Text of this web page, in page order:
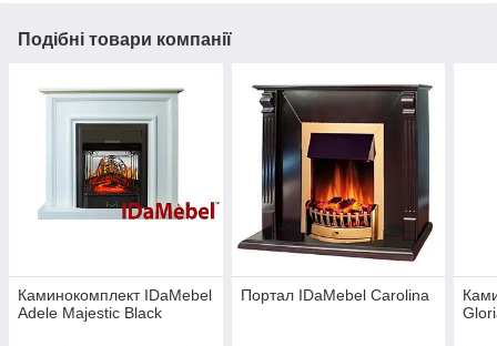
Подібні товари компанії
Каминокомплект IDaMebel
Adele Majestic Black
Портал IDaMebel Carolina